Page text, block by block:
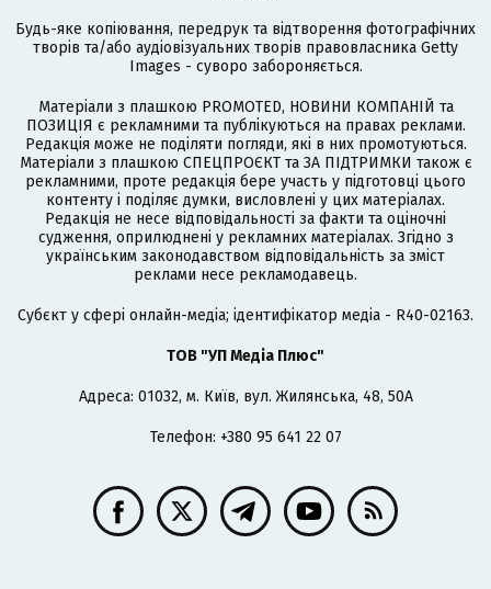
Будь-яке копіювання, передрук та відтворення фотографічних
творів та/або аудіовізуальних творів правовласника Getty
Images - суворо забороняється.
Матеріали з плашкою PROMOTED, НОВИНИ КОМПАНІЙ та
ПОЗИЦІЯ є рекламними та публікуються на правах реклами.
Редакція може не поділяти погляди, які в них промотуються.
Матеріали з плашкою СПЕЦПРОЄКТ та ЗА ПІДТРИМКИ також є
рекламними, проте редакція бере участь у підготовці цього
контенту і поділяє думки, висловлені у цих матеріалах.
Редакція не несе відповідальності за факти та оціночні
судження, оприлюднені у рекламних матеріалах. Згідно з
українським законодавством відповідальність за зміст
реклами несе рекламодавець.
Cубєкт у сфері онлайн-медіа; ідентифікатор медіа - R40-02163.
ТОВ "УП Медіа Плюс"
Адреса: 01032, м. Київ, вул. Жилянська, 48, 50А
Телефон: +380 95 641 22 07